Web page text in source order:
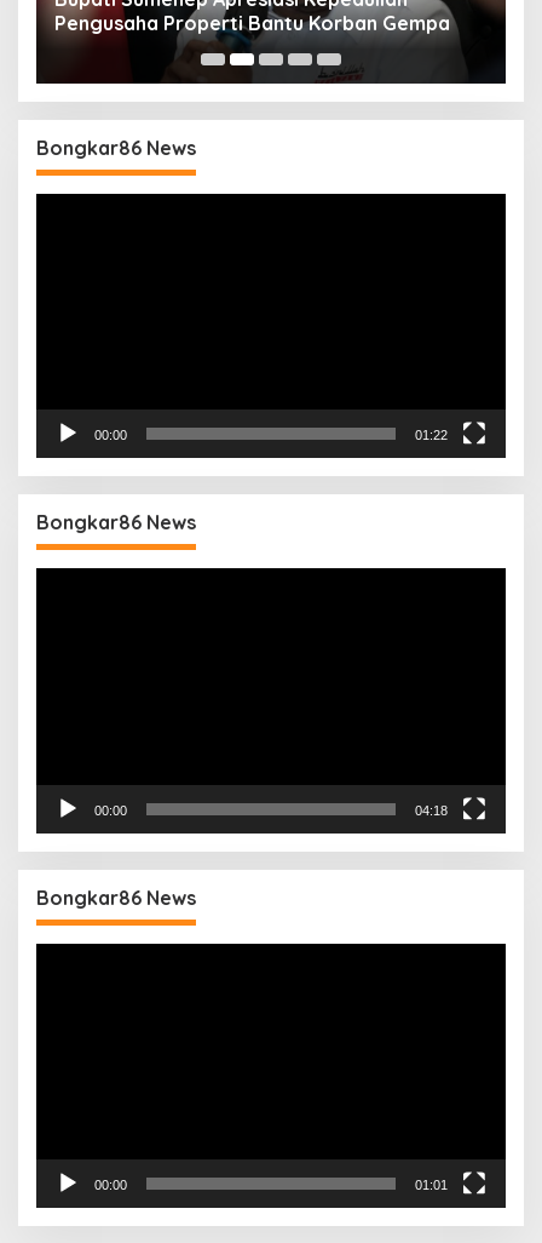
Pengusaha Properti Bantu Korban Gempa
Bongkar86 News
00:00 01:22
Bongkar86 News
00:00 04:18
Bongkar86 News
00:00 01:01